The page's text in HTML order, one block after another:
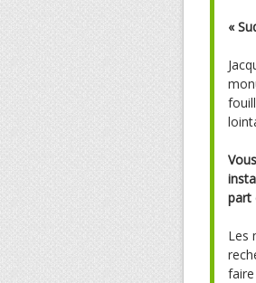
«
part
Les